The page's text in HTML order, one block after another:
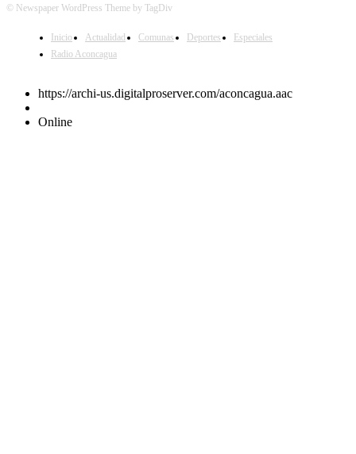
© Newspaper WordPress Theme by TagDiv
Inicio Actualidad Comunas Deportes
Especiales
Radio Aconcagua
https://archi-us.digitalproserver.com/aconcagua.aac
Online